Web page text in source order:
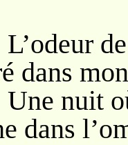
de
dans
où
dans